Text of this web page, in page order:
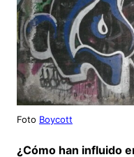
Foto Boycott
¿Cómo han influido